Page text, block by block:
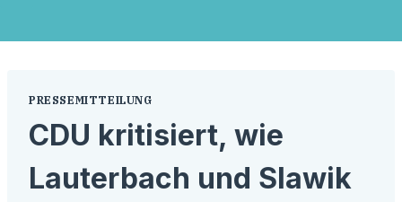
PRESSEMITTEILUNG
CDU kritisiert, wie
Lauterbach und Slawik